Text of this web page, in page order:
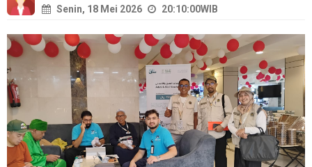
Senin, 18 Mei 2026 20:10:00WIB